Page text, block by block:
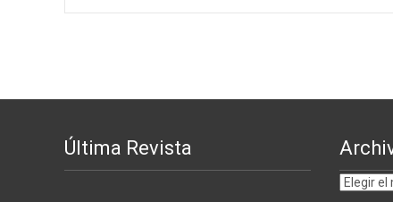
entradas
Última Revista
Archivos